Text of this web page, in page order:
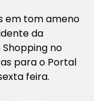
em tom ameno
da
Shopping no
para o Portal
feira.